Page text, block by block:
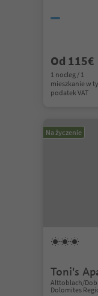
Od 115€
1 nocleg / 1
mieszkanie w
podatek VAT
Na życzenie
Toni's
Alttoblach/
Dolomites